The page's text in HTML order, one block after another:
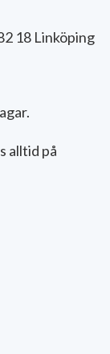
18 Linköping
alltid på